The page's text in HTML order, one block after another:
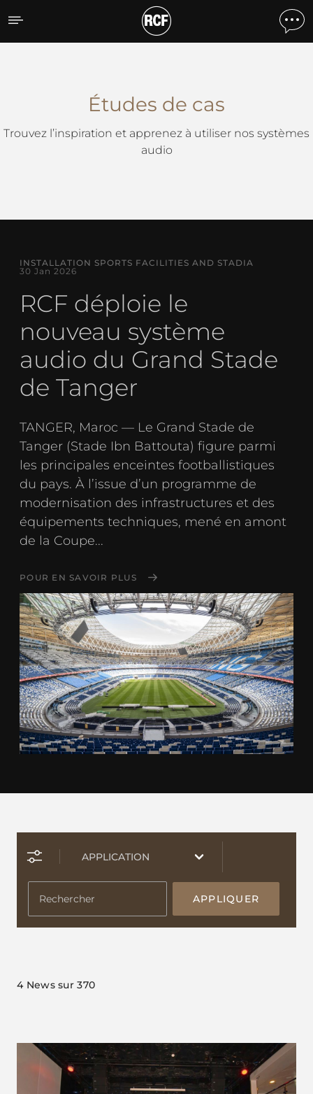
Études de cas
Études de cas
Trouvez l’inspiration et apprenez à utiliser nos systèmes
audio
INSTALLATION SPORTS FACILITIES AND STADIA
30 Jan 2026
RCF déploie le
nouveau système
audio du Grand Stade
de Tanger
TANGER, Maroc — Le Grand Stade de
Tanger (Stade Ibn Battouta) figure parmi
les principales enceintes footballistiques
du pays. À l’issue d’un programme de
modernisation des infrastructures et des
équipements techniques, mené en amont
de la Coupe...
POUR EN SAVOIR PLUS
APPLIQUER
4News sur 370